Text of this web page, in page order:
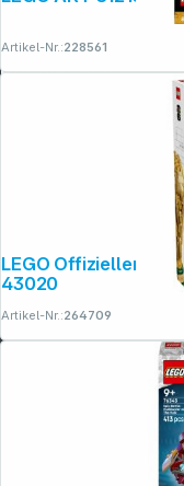
Artikel-Nr.:228561
LEGO Offizieller Pokal der FIFA
43020
Artikel-Nr.:264709
Rechtliches